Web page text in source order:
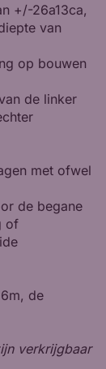
+/-26a13ca,
van
op bouwen
de linker
met ofwel
de begane
of
de
verkrijgbaar